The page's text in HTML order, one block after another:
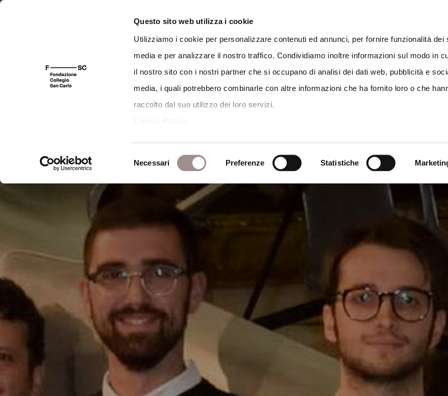
Questo sito web utilizza i cookie
Utilizziamo i cookie per personalizzare contenuti ed annunci, per fornire funzionalità dei
media e per analizzare il nostro traffico. Condividiamo inoltre informazioni sul modo in
il nostro sito con i nostri partner che si occupano di analisi dei dati web, pubblicità e
media, i quali potrebbero combinarle con altre informazioni che ha fornito loro o che
raccolto dal suo utilizzo dei loro servizi.
Selezione
Necessari Preferenze Statistiche
Chi siamo Ammissione Patto formativo